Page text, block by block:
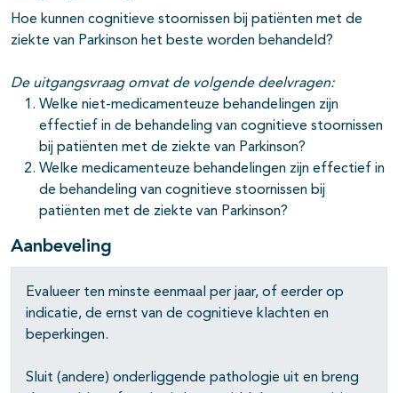
open- en dichtklappen
open- en dichtklappen
open- en dichtklappen
open- en dichtklappen
Hoe kunnen cognitieve stoornissen bij patiënten met de
ziekte van Parkinson het beste worden behandeld?
De uitgangsvraag omvat de volgende deelvragen:
Welke niet-medicamenteuze behandelingen zijn
effectief in de behandeling van cognitieve stoornissen
bij patiënten met de ziekte van Parkinson?
Welke medicamenteuze behandelingen zijn effectief in
de behandeling van cognitieve stoornissen bij
patiënten met de ziekte van Parkinson?
Aanbeveling
Evalueer ten minste eenmaal per jaar, of eerder op
indicatie, de ernst van de cognitieve klachten en
beperkingen.
Sluit (andere) onderliggende pathologie uit en breng